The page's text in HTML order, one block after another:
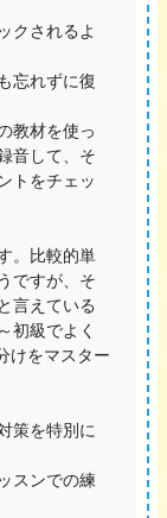
クされるよ
忘れずに復
教材を使っ
音して、そ
トをチェッ
。比較的単
ですが、そ
言えている
初級でよく
けをマスター
策を特別に
スンでの練